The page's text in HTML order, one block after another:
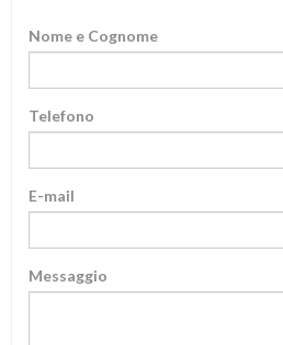
Nome e Cognome
Telefono
E-mail
Messaggio